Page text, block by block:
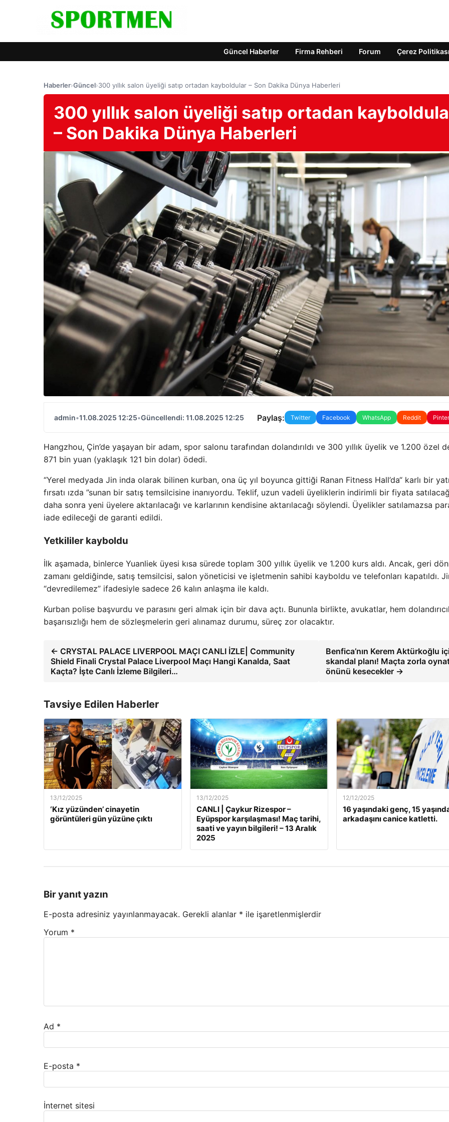
Güncel Haberler Firma Rehberi Forum Çerez Politikası
Haberler›Güncel›300 yıllık salon üyeliği satıp ortadan kayboldular – Son Dakika Dünya Haberleri
300 yıllık salon üyeliği satıp ortadan
– Son Dakika Dünya Haberleri
admin•11.08.2025 12:25•Güncellendi: 11.08.2025 12:25 Paylaş: Twitter Facebook WhatsApp Reddit
Hangzhou, Çin’de yaşayan bir adam, spor salonu tarafından dolandırıldı ve 300 yıllık üyelik ve 1.200 özel
871 bin yuan (yaklaşık 121 bin dolar) ödedi.
“Yerel medyada Jin inda olarak bilinen kurban, ona üç yıl boyunca gittiği Ranan Fitness Hall’da“ karlı bir
fırsatı ızda ”sunan bir satış temsilcisine inanıyordu. Teklif, uzun vadeli üyeliklerin indirimli bir fiyata
daha sonra yeni üyelere aktarılacağı ve karlarının kendisine aktarılacağı söylendi. Üyelikler satılamazsa
iade edileceği de garanti edildi.
Yetkililer kayboldu
İlk aşamada, binlerce Yuanliek üyesi kısa sürede toplam 300 yıllık üyelik ve 1.200 kurs aldı. Ancak, geri
zamanı geldiğinde, satış temsilcisi, salon yöneticisi ve işletmenin sahibi kayboldu ve telefonları kapatıldı.
“devredilemez” ifadesiyle sadece 26 kalın anlaşma ile kaldı.
Kurban polise başvurdu ve parasını geri almak için bir dava açtı. Bununla birlikte, avukatlar, hem
başarısızlığı hem de sözleşmelerin geri alınamaz durumu, süreç zor olacaktır.
← CRYSTAL PALACE LIVERPOOL MAÇI CANLI İZLE| Community
Shield Finali Crystal Palace Liverpool Maçı Hangi Kanalda, Saat
Kaçta? İşte Canlı İzleme Bilgileri…
Benfica’nın Kerem Aktürkoğlu
skandal planı! Maçta zorla
önünü kesecekler →
Tavsiye Edilen Haberler
13/12/2025
‘Kız yüzünden’ cinayetin
görüntüleri gün yüzüne çıktı
13/12/2025
CANLI | Çaykur Rizespor –
Eyüpspor karşılaşması! Maç tarihi,
saati ve yayın bilgileri! – 13 Aralık
2025
12/12/2025
16 yaşındaki genç, 15
arkadaşını canice katletti.
Bir yanıt yazın
E-posta adresiniz yayınlanmayacak. Gerekli alanlar * ile işaretlenmişlerdir
Yorum *
Ad *
E-posta *
İnternet sitesi